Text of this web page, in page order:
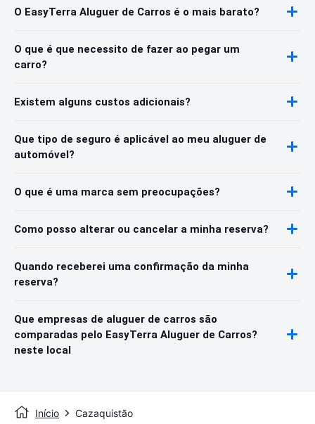
O EasyTerra Aluguer de Carros é o mais barato?
O que é que necessito de fazer ao pegar um
carro?
Existem alguns custos adicionais?
Que tipo de seguro é aplicável ao meu aluguer de
automóvel?
O que é uma marca sem preocupações?
Como posso alterar ou cancelar a minha reserva?
Quando receberei uma confirmação da minha
reserva?
Que empresas de aluguer de carros são
comparadas pelo EasyTerra Aluguer de Carros?
neste local
Início Cazaquistão